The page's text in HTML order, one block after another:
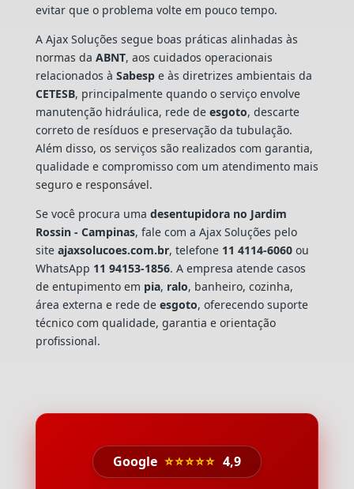
evitar que o problema volte em pouco tempo.
A Ajax Soluções segue boas práticas alinhadas às
normas da ABNT, aos cuidados operacionais
relacionados à Sabespe às diretrizes ambientais da
CETESB, principalmente quando o serviço envolve
manutenção hidráulica, rede de esgoto, descarte
correto de resíduos e preservação da tubulação.
Além disso, os serviços são realizados com garantia,
qualidade e compromisso com um atendimento mais
seguro e responsável.
Se você procura uma desentupidora no Jardim
Rossin - Campinas, fale com a Ajax Soluções pelo
site ajaxsolucoes.com.br, telefone 11 4114-6060ou
WhatsApp 11 94153-1856. A empresa atende casos
de entupimento em pia, ralo, banheiro, cozinha,
área externa e rede de esgoto, oferecendo suporte
técnico com qualidade, garantia e orientação
profissional.
Google ⭐⭐⭐⭐⭐ 4,9